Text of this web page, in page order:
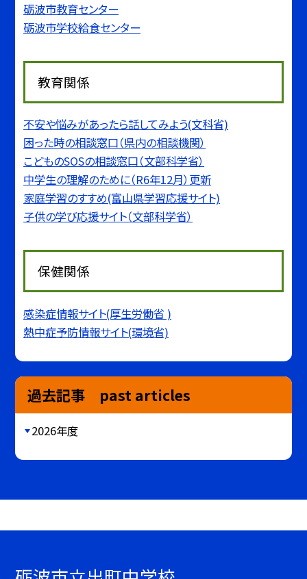
砺波市教育センター
砺波市学校給食センター
教育関係
不安や悩みがあったら話してみよう(文科省)
困った時の相談窓口（県内の相談機関）
こどものSOSの相談窓口（文部科学省）
中学生の理解のために（R6年12月）更新
家庭学習のすすめ(富山県学習応援サイト)
子供の学び応援サイト（文部科学省）
保健関係
感染症情報サイト(厚生労働省 )
熱中症予防情報サイト(環境省)
過去記事 past articles
2026年度